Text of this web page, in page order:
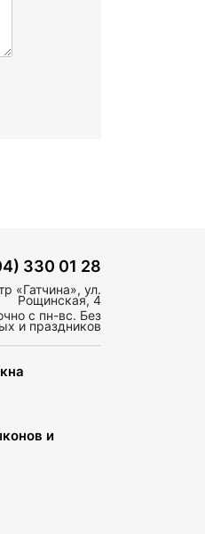
330 01 28
«Гатчина», ул.
Рощинская, 4
с пн-вс. Без
и праздников
и